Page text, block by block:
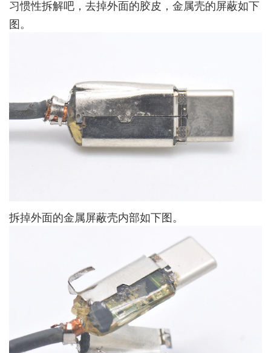
习惯性拆解吧，去掉外面的胶皮，金属壳的屏蔽如下
图。
拆掉外面的金属屏蔽壳内部如下图。